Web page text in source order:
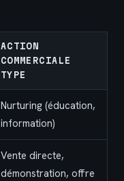
ACTION
COMMERCIALE
TYPE
Nurturing (éducation,
information)
Vente directe,
démonstration, offre